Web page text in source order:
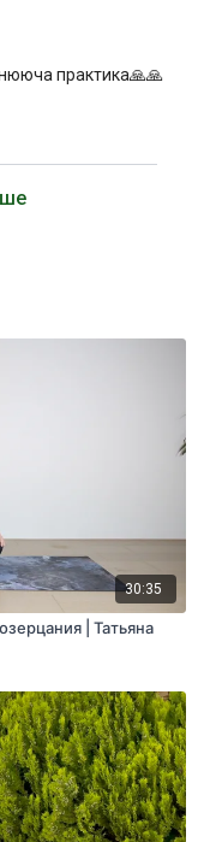
практика🙏🙏
30:35
| Татьяна